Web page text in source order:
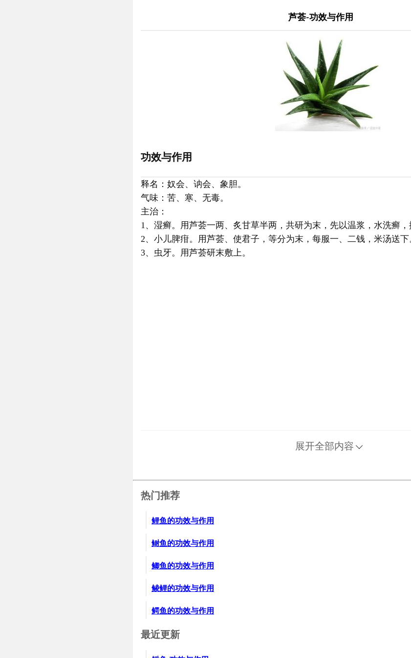
芦荟-功效与作用
功效与作用
释名：奴会、讷会、象胆。
气味：苦、寒、无毒。
主治：
1、湿癣。用芦荟一两、炙甘草半两，共研为末，先以温浆，水洗癣，
2、小儿脾疳。用芦荟、使君子，等分为末，每服一、二钱，米汤送下
3、虫牙。用芦荟研末敷上。
展开全部内容
热门推荐
鲤鱼的功效与作用
鲥鱼的功效与作用
鲫鱼的功效与作用
鲮鲤的功效与作用
鳄鱼的功效与作用
最近更新